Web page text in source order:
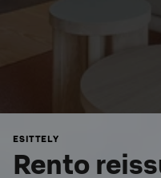
ESITTELY
Rento